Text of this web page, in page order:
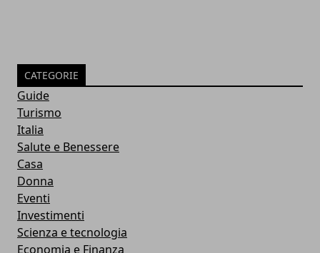
CATEGORIE
Guide
Turismo
Italia
Salute e Benessere
Casa
Donna
Eventi
Investimenti
Scienza e tecnologia
Economia e Finanza